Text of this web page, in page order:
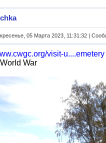
05 Марта 2023, 11:31:32 |
visit-u....emetery
War